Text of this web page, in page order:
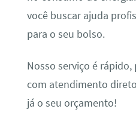
você buscar ajuda
para o seu bolso.
Nosso serviço é
com atendimento
já o seu orçamento!